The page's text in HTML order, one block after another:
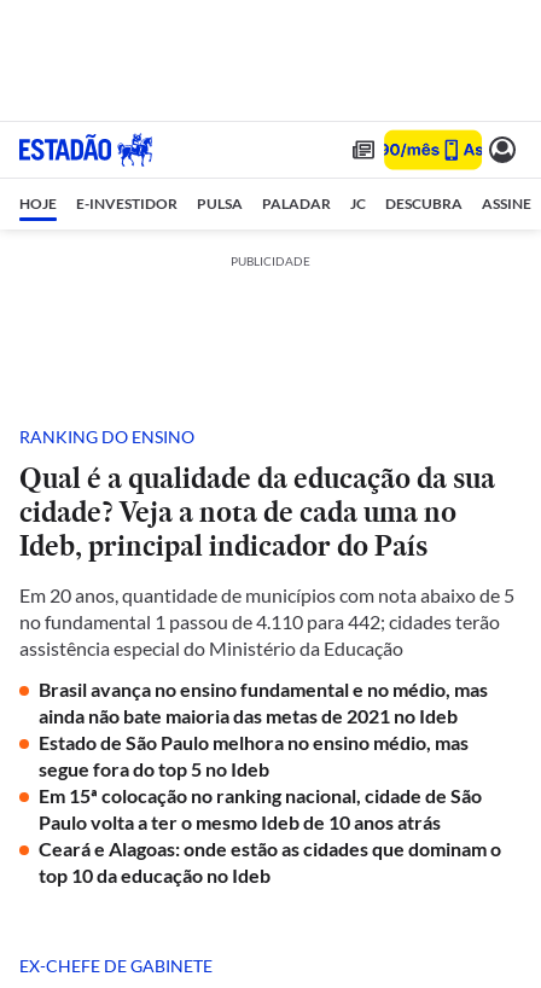
HOJE E-INVESTIDOR PULSA PALADAR JC DESCUBRA ASSINE
PUBLICIDADE
RANKING DO ENSINO
Qual é a qualidade da educação da sua
cidade? Veja a nota de cada uma no
Ideb, principal indicador do País
Em 20 anos, quantidade de municípios com nota abaixo de 5
no fundamental 1 passou de 4.110 para 442; cidades terão
assistência especial do Ministério da Educação
Brasil avança no ensino fundamental e no médio, mas
ainda não bate maioria das metas de 2021 no Ideb
Estado de São Paulo melhora no ensino médio, mas
segue fora do top 5 no Ideb
Em 15ª colocação no ranking nacional, cidade de São
Paulo volta a ter o mesmo Ideb de 10 anos atrás
Ceará e Alagoas: onde estão as cidades que dominam o
top 10 da educação no Ideb
EX-CHEFE DE GABINETE